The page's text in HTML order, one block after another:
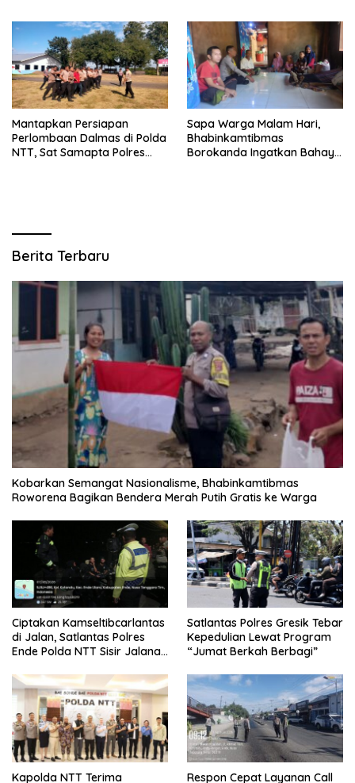
Mantapkan Persiapan
Perlombaan Dalmas di Polda
NTT, Sat Samapta Polres
Sapa Warga Malam Hari,
Bhabinkamtibmas
Borokanda Ingatkan Bahaya
Berita Terbaru
Kobarkan Semangat Nasionalisme, Bhabinkamtibmas
Roworena Bagikan Bendera Merah Putih Gratis ke Warga
Ciptakan Kamseltibcarlantas
di Jalan, Satlantas Polres
Ende Polda NTT Sisir Jalanan
Satlantas Polres Gresik Tebar
Kepedulian Lewat Program
“Jumat Berkah Berbagi”
Kapolda NTT Terima
Respon Cepat Layanan Call